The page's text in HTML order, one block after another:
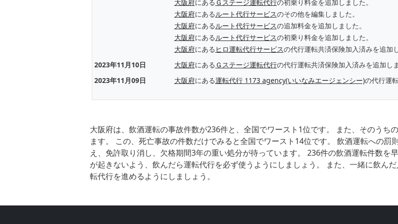
大阪府にある Ｇステージ運転代行の初乗り料金を追加しました。
大阪府にあるルート代行サービスのその他を編集しました。
大阪府にあるルート代行サービスの追加料金を追加しました。
大阪府にあるルート代行サービスの初乗り料金を追加しました。
大阪府にある ヒロ運転代行サービスの代行運転共済保険加入済みを追加
2023年11月10日
大阪府にある Ｇステージ運転代行の代行運転共済保険加入済みを追加し
2023年11月09日
大阪府にある運転代行 1173 agency(いいなみエージェンシー)の代行運
大阪府は、飲酒運転の事故件数が236件と、全国でワースト1位です。 また、そのうち
ます。 この、死亡事故の件数だけでみると全国でワースト14位です。 飲酒運転への罰
え、免許取り消し、欠格期間3年の重い処分が待っています。 236件の飲酒運転件数を
が起きないよう、飲んだら運転代行を必ず使うようにしましょう。 また、一緒に飲ん
転代行を進めるようにしましょう。